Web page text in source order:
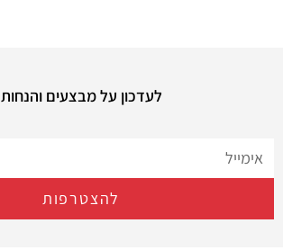
לעדכון על מבצעים והנחות
להצטרפות